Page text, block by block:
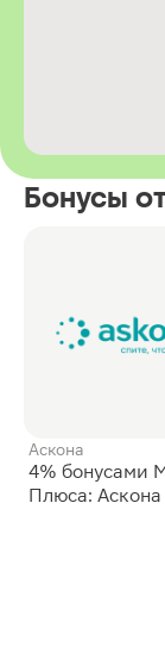
Бонусы
Аскона
4% бонусами
Плюса: Аскона